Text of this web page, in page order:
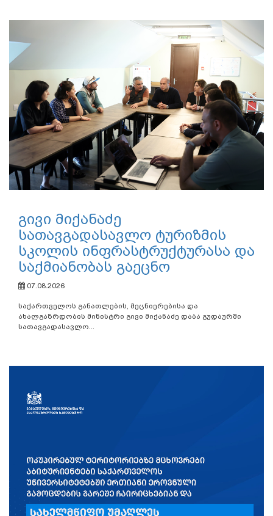
გივი მიქანაძე
სათავგადასავლო ტურიზმის
სკოლის ინფრასტრუქტურასა და
საქმიანობას გაეცნო
07.08.2026
საქართველოს განათლების, მეცნიერებისა და
ახალგაზრდობის მინისტრი გივი მიქანაძე დაბა გუდაურში
სათავგადასავლო...